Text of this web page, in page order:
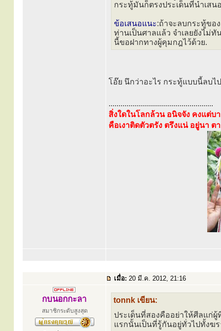
กระทู้มันก็ตรงประเด็นที่นำเสน
ข้อเสนอแนะ:ถ้าจะลบกระทู้ขอ
ท่านเป็นศาลแล้ว จำเลยยังไม่
นี้ขอฝากทางผู้คุมกฎไว้ด้วย.
โอ๊ย นึกว่าอะไร กระทู้แบบนี้ลบไ
.....................................................
สิ่งใดในโลกล้วน อนิจจัง คงแต่บ
คือเงาติดตัวตรัง ตรึงแน่ อยู่นา
เมื่อ: 20 มี.ค. 2012, 21:16
กบนอกกะลา
สมาชิกระดับสูงสุด
tonnk เขียน:
ประเด็นที่สองคืออย่าให้ศีลแก่ผู้
แรกนั้นเป็นที่รู้กันอยู่ทั่วไปทั้งฆ